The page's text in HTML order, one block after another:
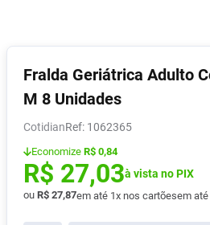
Fralda Geriátrica Adulto
M 8 Unidades
Cotidian : 1062365
Economize R$ 0,84
R$ 27,03à vista no PIX
ou R$ 27,87em até 1x nos cartõesem até
5º Fralda G
6º Shampoo
7 º Desodorante
8º Absorvente
9º Vitamina D
10 º Lavitan